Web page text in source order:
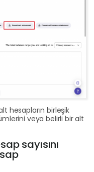
hesapların birleşik
veya belirli bir alt
sayısını